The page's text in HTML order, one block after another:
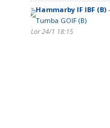
Hammarby IF IBF (B)-
Tumba GOIF (B)
Lör 24/1 18:15